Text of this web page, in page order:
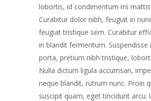
lobortis, id condimentum mi mattis.
Curabitur dolor nibh, feugiat in
feugiat tristique sem. Curabitur
in blandit fermentum. Suspendisse
porta, pretium nibh tristique,
Nulla dictum ligula accumsan,
neque blandit, rutrum nunc. Proin
suscipit quam, eget tincidunt arcu.